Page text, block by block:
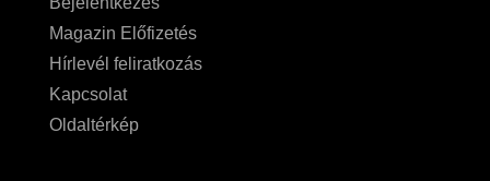
Magazin Előfizetés
Hírlevél feliratkozás
Kapcsolat
Oldaltérkép